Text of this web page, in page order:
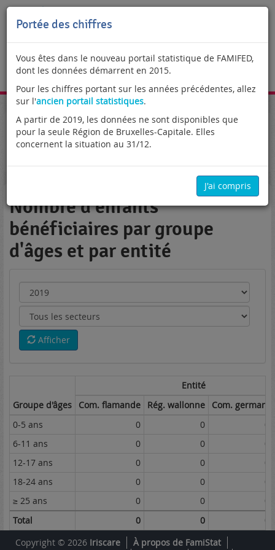
Portée des chiffres
Vous êtes dans le nouveau portail statistique de FAMIFED,
dont les données démarrent en 2015.
Pour les chiffres portant sur les années précédentes, allez
sur l'ancien portail statistiques.
A partir de 2019, les données ne sont disponibles que
pour la seule Région de Bruxelles-Capitale. Elles
concernent la situation au 31/12.
J'ai compris
FR
Portail statistique
Attributaires de nationalité étrangère
Tableaux généraux
Enfants bénéficiaires
Nombre d'enfants bénéficiaires par groupe d'âges et par
Nombre d'enfants
bénéficiaires par groupe
d'âges et par entité
Afficher
Groupe d'âges
Entité
Com. flamande
Rég. wallonne
Com. german.
0-5 ans
0 0
0
6-11 ans
0 0
0
12-17 ans
0 0
0
18-24 ans
0 0
0
≥ 25 ans
0 0
0
Total
0 0
0
Copyright © 2026 Iriscare
À propos de FamiStat